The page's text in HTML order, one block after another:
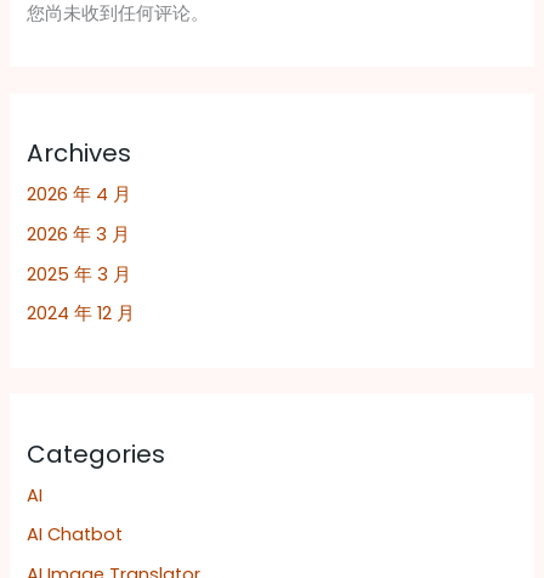
您尚未收到任何评论。
Archives
2026 年 4 月
2026 年 3 月
2025 年 3 月
2024 年 12 月
Categories
AI
AI Chatbot